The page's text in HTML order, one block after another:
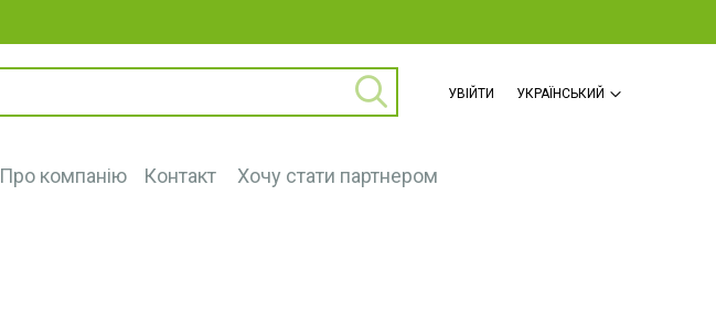
SKIP
УКРАЇНСЬКИЙ
УВІЙТИ
Про компанію Контакт Хочу стати партнером